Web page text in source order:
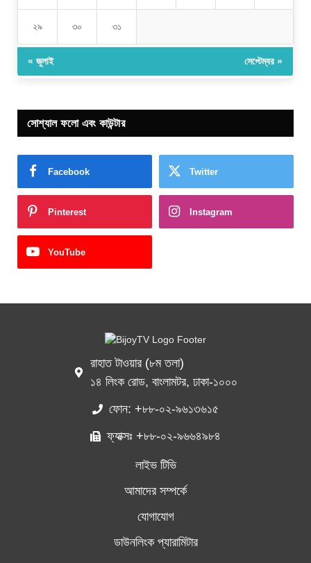
২৯ ৩০ ৩১
« জুলাই সেপ্টেম্বর »
সোশ্যাল ফলো এবং কাউন্টার
Facebook Twitter
Pinterest Instagram
YouTube
রাহাত টাওয়ার (৮ম তলা)
১৪ লিংক রোড, বাংলামটর, ঢাকা-১০০০
ফোন: +৮৮-০২-৯৬১৩৬১৫
ফ্যাক্সঃ +৮৮-০২-৯৬৬৪৯৮৪
লাইভ টিভি
আমাদের সম্পর্কে
যোগাযোগ
ডাউনলিংক প্যারামিটার